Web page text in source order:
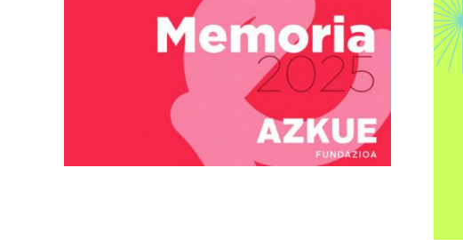
Abian da Bziber lehiaketaren
9. edizioa, euskarazko
eduki-sorkuntza sustatzeko